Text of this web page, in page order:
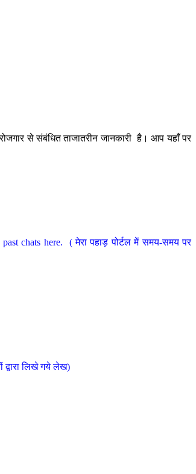
से संबंधित ताजातरीन जानकारी है। आप यहाँ पर
chats here. ( मेरा पहाड़ पोर्टल में समय-समय पर
द्वारा लिखे गये लेख)